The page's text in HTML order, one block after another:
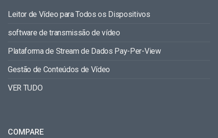
Leitor de Vídeo para Todos os Dispositivos
software de transmissão de vídeo
Plataforma de Stream de Dados Pay-Per-View
Gestão de Conteúdos de Vídeo
VER TUDO
COMPARE